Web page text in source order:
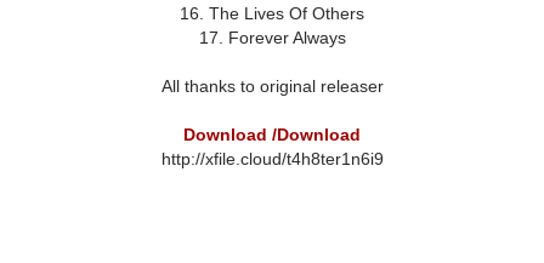
16. The Lives Of Others
17. Forever Always
All thanks to original releaser
Download /Download
http://xfile.cloud/t4h8ter1n6i9